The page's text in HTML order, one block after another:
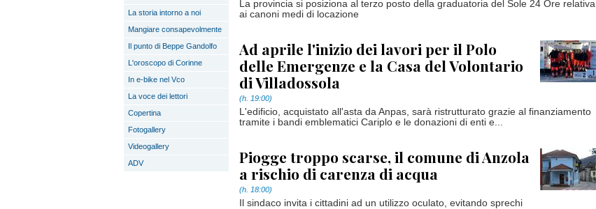
La storia intorno a noi
Mangiare consapevolmente
Il punto di Beppe Gandolfo
L'oroscopo di Corinne
In e-bike nel Vco
La voce dei lettori
Copertina
Fotogallery
Videogallery
ADV
La provincia si posiziona al terzo posto della graduatoria del Sole 24 Ore relativa
ai canoni medi di locazione
Ad aprile l'inizio dei lavori per il Polo
delle Emergenze e la Casa del Volontario
di Villadossola
(h. 19:00)
L'edificio, acquistato all'asta da Anpas, sarà ristrutturato grazie al finanziamento
tramite i bandi emblematici Cariplo e le donazioni di enti e...
Piogge troppo scarse, il comune di Anzola
a rischio di carenza di acqua
(h. 18:00)
Il sindaco invita i cittadini ad un utilizzo oculato, evitando sprechi